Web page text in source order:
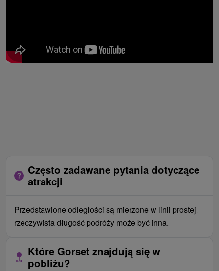
Często zadawane pytania dotyczące
atrakcji
Przedstawione odległości są mierzone w linii prostej,
rzeczywista długość podróży może być inna.
Które Gorset znajdują się w
pobliżu?